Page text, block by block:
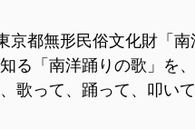
京都無形民俗文化財「
る「南洋踊りの歌」を
歌って、踊って、叩